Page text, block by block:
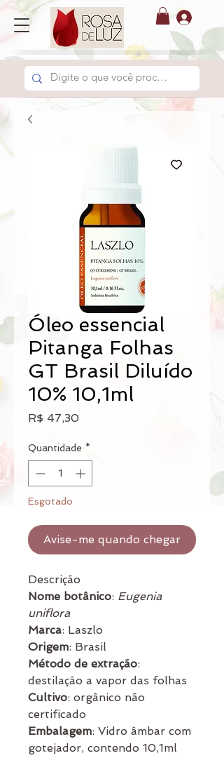
Óleo essencial
Pitanga Folhas
GT Brasil Diluído
10% 10,1ml
R$ 47,30Preço
Quantidade *
Esgotado
Avise-me quando chegar
Descrição
Nome botânico: Eugenia
uniflora
Marca: Laszlo
Origem: Brasil
Método de extração:
destilação a vapor das folhas
Cultivo: orgânico não
certificado
Embalagem: Vidro âmbar com
gotejador, contendo 10,1ml